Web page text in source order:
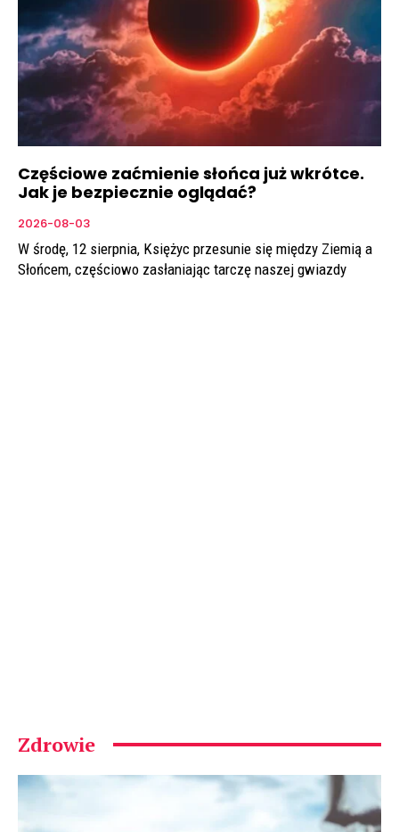
Częściowe zaćmienie słońca już wkrótce.
Jak je bezpiecznie oglądać?
2026-08-03
W środę, 12 sierpnia, Księżyc przesunie się między Ziemią a
Słońcem, częściowo zasłaniając tarczę naszej gwiazdy
Zdrowie